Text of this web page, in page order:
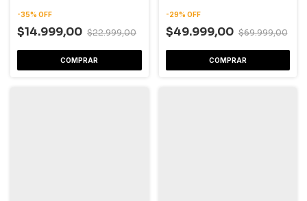
-35% OFF
$14.999,00 $22.999,00
COMPRAR
-29% OFF
$49.999,00 $69.999,00
COMPRAR